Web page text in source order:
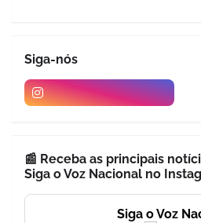
Siga-nós
📰 Receba as principais
Siga o Voz Nacional no
Siga o Voz